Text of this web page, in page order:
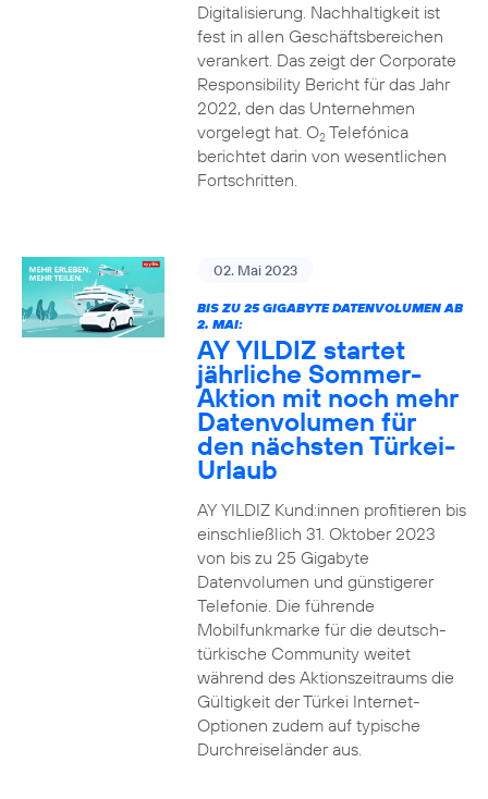
Digitalisierung. Nachhaltigkeit ist
fest in allen Geschäftsbereichen
verankert. Das zeigt der Corporate
Responsibility Bericht für das Jahr
2022, den das Unternehmen
vorgelegt hat. O2Telefónica
berichtet darin von wesentlichen
Fortschritten.
02. Mai 2023
BIS ZU 25 GIGABYTE DATENVOLUMEN AB
2. MAI:
AY YILDIZ startet
jährliche Sommer-
Aktion mit noch mehr
Datenvolumen für
den nächsten Türkei-
Urlaub
AY YILDIZ Kund:innen profitieren bis
einschließlich 31. Oktober 2023
von bis zu 25 Gigabyte
Datenvolumen und günstigerer
Telefonie. Die führende
Mobilfunkmarke für die deutsch-
türkische Community weitet
während des Aktionszeitraums die
Gültigkeit der Türkei Internet-
Optionen zudem auf typische
Durchreiseländer aus.